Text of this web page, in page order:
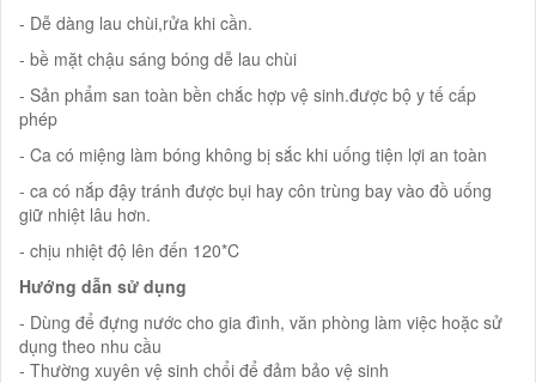
- Dễ dàng lau chùi,rửa khi cần.
- bề mặt chậu sáng bóng dễ lau chùi
- Sản phẩm san toàn bền chắc hợp vệ sinh.được bộ y tế cấp
phép
- Ca có miệng làm bóng không bị sắc khi uống tiện lợi an toàn
- ca có nắp đậy tránh được bụi hay côn trùng bay vào đồ uống
giữ nhiệt lâu hơn.
- chịu nhiệt độ lên đến 120*C
Hướng dẫn sử dụng
- Dùng để đựng nước cho gia đình, văn phòng làm việc hoặc sử
dụng theo nhu cầu
- Thường xuyên vệ sinh chổi để đảm bảo vệ sinh